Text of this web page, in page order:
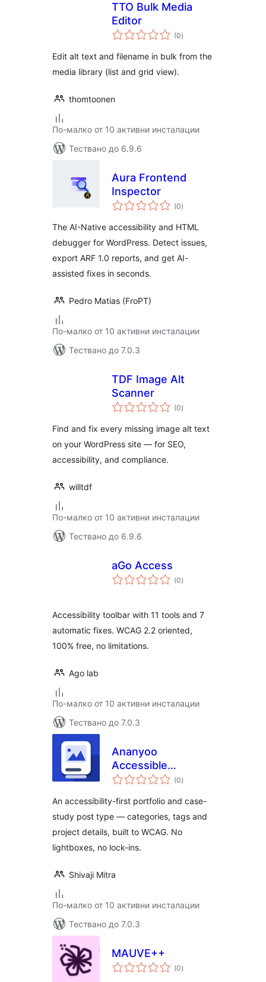
TTO Bulk Media
Editor
(0общо
оценки
)
Edit alt text and filename in bulk from the
media library (list and grid view).
thomtoonen
По-малко от 10 активни инсталации
Тествано до 6.9.6
Aura Frontend
Inspector
(0общо
оценки
)
The AI-Native accessibility and HTML
debugger for WordPress. Detect issues,
export ARF 1.0 reports, and get AI-
assisted fixes in seconds.
Pedro Matias (FroPT)
По-малко от 10 активни инсталации
Тествано до 7.0.3
TDF Image Alt
Scanner
(0общо
оценки
)
Find and fix every missing image alt text
on your WordPress site — for SEO,
accessibility, and compliance.
willtdf
По-малко от 10 активни инсталации
Тествано до 6.9.6
aGo Access
(0общо
оценки
)
Accessibility toolbar with 11 tools and 7
automatic fixes. WCAG 2.2 oriented,
100% free, no limitations.
Ago lab
По-малко от 10 активни инсталации
Тествано до 7.0.3
Ananyoo
Accessible
Portfolio – Case
Gallery
(0общо
оценки
)
An accessibility-first portfolio and case-
study post type — categories, tags and
project details, built to WCAG. No
lightboxes, no lock-ins.
Shivaji Mitra
По-малко от 10 активни инсталации
Тествано до 7.0.3
MAUVE++
(0общо
оценки
)